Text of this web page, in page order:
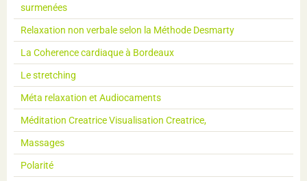
surmenées
Relaxation non verbale selon la Méthode Desmarty
La Coherence cardiaque à Bordeaux
Le stretching
Méta relaxation et Audiocaments
Méditation Creatrice Visualisation Creatrice,
Massages
Polarité